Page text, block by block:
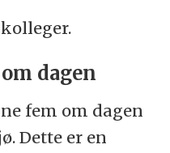
dagen
fem om dagen
Dette er en